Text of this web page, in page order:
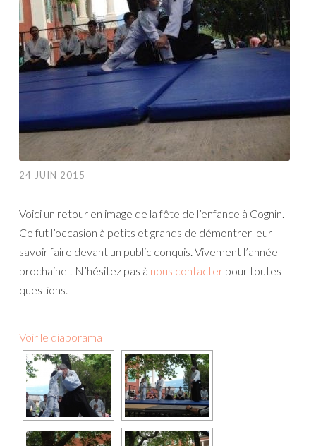
24 JUIN 2015
Voici un retour en image de la fête de l’enfance à Cognin.
Ce fut l’occasion à petits et grands de démontrer leur
savoir faire devant un public conquis. Vivement l’année
prochaine ! N’hésitez pas à nous contacter pour toutes
questions.
Voir le diaporama